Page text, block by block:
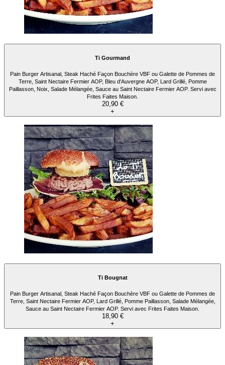
Ti Gourmand
Pain Burger Artisanal, Steak Haché Façon Bouchère VBF ou Galette de Pommes de
Terre, Saint Nectaire Fermier AOP, Bleu d'Auvergne AOP, Lard Grillé, Pomme
Paillasson, Noix, Salade Mélangée, Sauce au Saint Nectaire Fermier AOP. Servi avec
Frites Faites Maison.
20,90 €
+
Ti Bougnat
Pain Burger Artisanal, Steak Haché Façon Bouchère VBF ou Galette de Pommes de
Terre, Saint Nectaire Fermier AOP, Lard Grillé, Pomme Paillasson, Salade Mélangée,
Sauce au Saint Nectaire Fermier AOP. Servi avec Frites Faites Maison.
18,90 €
+